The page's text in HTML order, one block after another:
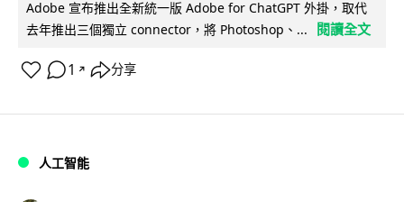
Adobe 宣布推出全新統一版 Adobe for ChatGPT 外掛，取代
去年推出三個獨立 connector，將 Photoshop、...
閱讀全文
1 ↗ 分享
人工智能